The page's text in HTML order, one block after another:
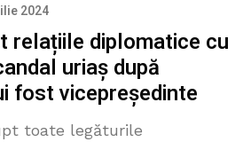
2024
relațiile diplomatice cu
uriaș după
fost vicepreședinte
toate legăturile